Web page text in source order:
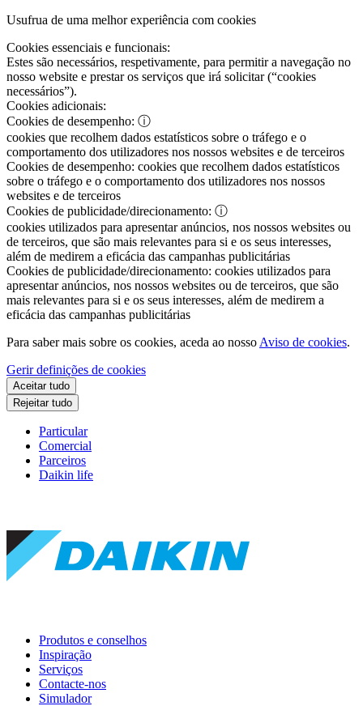
Usufrua de uma melhor experiência com cookies
Cookies essenciais e funcionais:
Estes são necessários, respetivamente, para permitir a navegação no
nosso website e prestar os serviços que irá solicitar (“cookies
necessários”).
Cookies adicionais:
Cookies de desempenho: ⓘ
cookies que recolhem dados estatísticos sobre o tráfego e o
comportamento dos utilizadores nos nossos websites e de terceiros
Cookies de desempenho: cookies que recolhem dados estatísticos
sobre o tráfego e o comportamento dos utilizadores nos nossos
websites e de terceiros
Cookies de publicidade/direcionamento: ⓘ
cookies utilizados para apresentar anúncios, nos nossos websites ou
de terceiros, que são mais relevantes para si e os seus interesses,
além de medirem a eficácia das campanhas publicitárias
Cookies de publicidade/direcionamento: cookies utilizados para
apresentar anúncios, nos nossos websites ou de terceiros, que são
mais relevantes para si e os seus interesses, além de medirem a
eficácia das campanhas publicitárias
Para saber mais sobre os cookies, aceda ao nosso Aviso de cookies.
Gerir definições de cookies
Aceitar tudo
Rejeitar tudo
Particular
Comercial
Parceiros
Daikin life
Produtos e conselhos
Inspiração
Serviços
Contacte-nos
Simulador